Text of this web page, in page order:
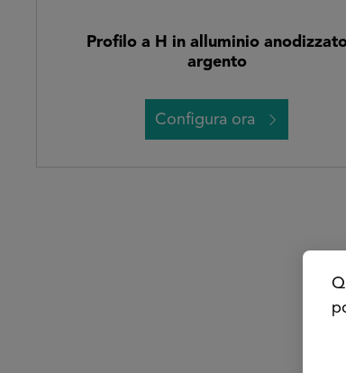
Profilo a H in alluminio
argento
Configura ora